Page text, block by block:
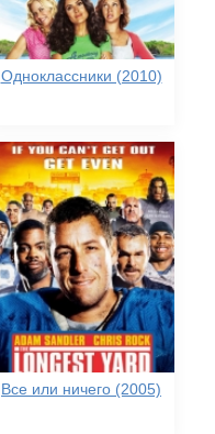
Одноклассники (2010)
Все или ничего (2005)